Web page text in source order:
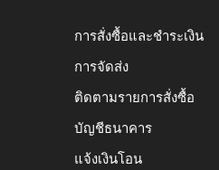
การสั่งซื้อและชำระเงิน
การจัดส่ง
ติดตามรายการสั่งซื้อ
บัญชีธนาคาร
แจ้งเงินโอน